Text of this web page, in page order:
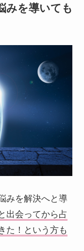
みを導いても
みを解決へと導
出会ってから占
た！という方も